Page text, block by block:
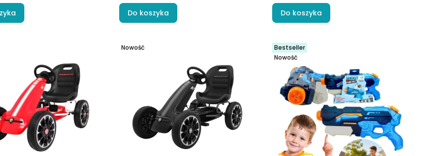
Do koszyka Do koszyka
Nowość
Bestseller
Nowość